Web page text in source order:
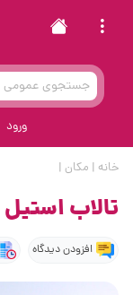
ورود
خانه | مکان |
تالاب استیل
افزودن دیدگاه